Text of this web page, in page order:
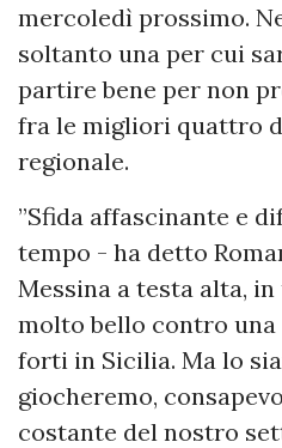
mercoledì prossimo.
soltanto una per cui
partire bene per non
fra le migliori quattro
regionale.
”Sfida affascinante e
tempo - ha detto
Messina a testa alta,
molto bello contro una
forti in Sicilia. Ma lo
giocheremo,
costante del nostro